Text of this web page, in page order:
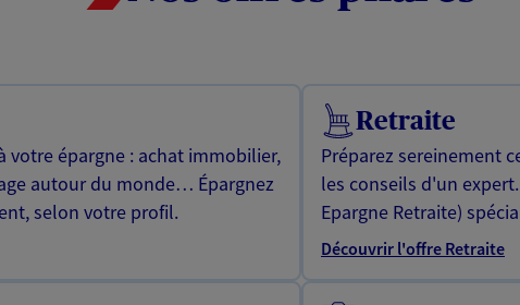
votre épargne : achat immobilier,
autour du monde… Épargnez
selon votre profil.
Retraite
Préparez sereinement
les conseils d'un
Epargne Retraite)
Découvrir l'offre Retraite